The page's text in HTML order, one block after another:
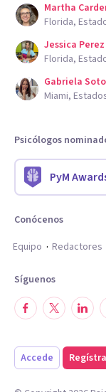
Martha
Florida,
Jessica
Florida,
Gabriela
Miami,
Psicólogos
PyM
Conócenos
Equipo
Redactores
Síguenos
Accede